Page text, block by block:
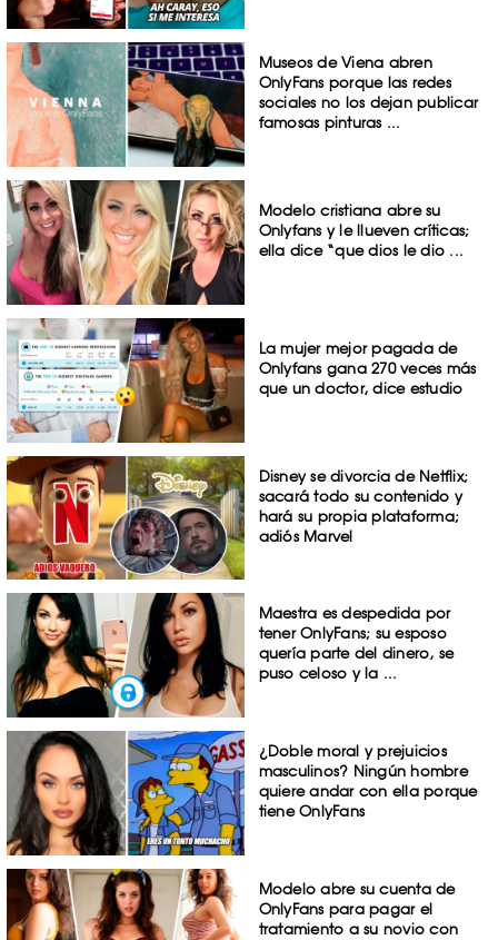
Museos de Viena abren
OnlyFans porque las redes
sociales no los dejan publicar
famosas pinturas ...
Modelo cristiana abre su
Onlyfans y le llueven críticas;
ella dice “que dios le dio ...
La mujer mejor pagada de
Onlyfans gana 270 veces más
que un doctor, dice estudio
Disney se divorcia de Netflix;
sacará todo su contenido y
hará su propia plataforma;
adiós Marvel
Maestra es despedida por
tener OnlyFans; su esposo
quería parte del dinero, se
puso celoso y la ...
¿Doble moral y prejuicios
masculinos? Ningún hombre
quiere andar con ella porque
tiene OnlyFans
Modelo abre su cuenta de
OnlyFans para pagar el
tratamiento a su novio con